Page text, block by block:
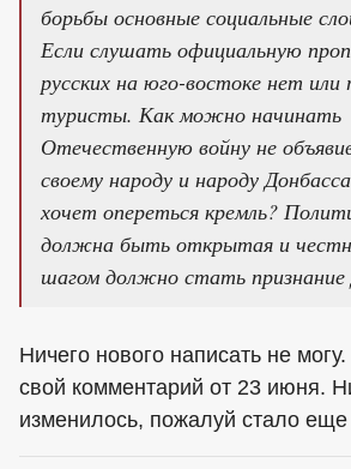
борьбы основные социальные
Если слушать официальную
русских на юго-востоке нет или
туристы. Как можно начинать
Отечественную войну не
своему народу и народу
хочет опереться кремль?
должна быть открытая и
шагом должно стать
Ничего нового написать не
свой комментарий от 23 июня.
изменилось, пожалуй стало еще